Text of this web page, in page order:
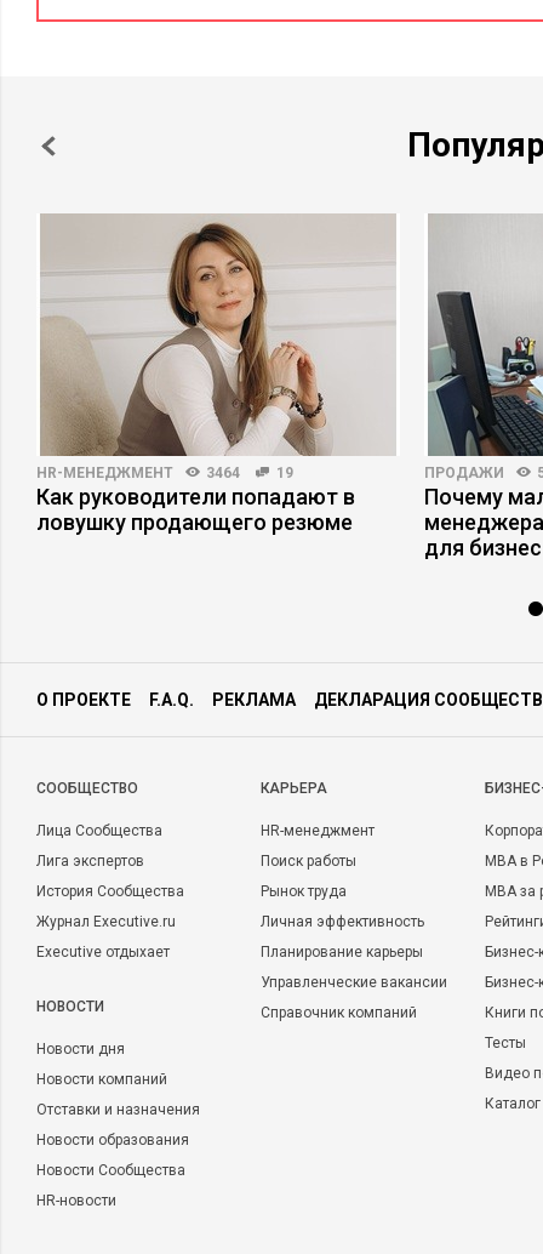
HR-МЕНЕДЖМЕНТ 3464 19
Как руководители попадают в
ловушку продающего резюме
ПРОДАЖИ
Почему
для
О ПРОЕКТЕ F.A.Q. РЕКЛАМА ДЕКЛАРАЦИЯ
CООБЩЕСТВО
Лица Сообщества
Лига экспертов
История Сообщества
Журнал Executive.ru
Executive отдыхает
НОВОСТИ
Новости дня
Новости компаний
Отставки и назначения
Новости образования
Новости Сообщества
HR-новости
КАРЬЕРА
HR-менеджмент
Поиск работы
Рынок труда
Личная эффективность
Планирование карьеры
Управленческие вакансии
Справочник компаний
MBA в
MBA
Бизнес-
Книги
Тесты
Видео